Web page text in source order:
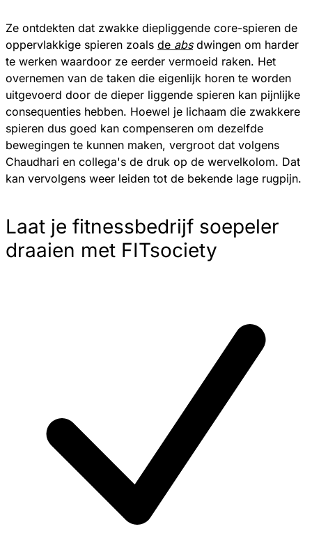
Ze ontdekten dat zwakke diepliggende core-spieren de
oppervlakkige spieren zoals de absdwingen om harder
te werken waardoor ze eerder vermoeid raken. Het
overnemen van de taken die eigenlijk horen te worden
uitgevoerd door de dieper liggende spieren kan pijnlijke
consequenties hebben. Hoewel je lichaam die zwakkere
spieren dus goed kan compenseren om dezelfde
bewegingen te kunnen maken, vergroot dat volgens
Chaudhari en collega's de druk op de wervelkolom. Dat
kan vervolgens weer leiden tot de bekende lage rugpijn.
Laat je fitnessbedrijf soepeler
draaien met FITsociety